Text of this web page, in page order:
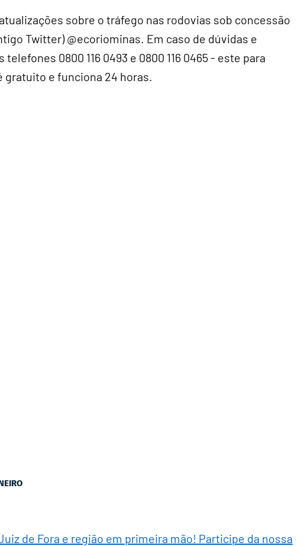
sobre o tráfego nas rodovias sob concessão
Twitter) @ecoriominas. Em caso de dúvidas e
0800 116 0493 e 0800 116 0465 - este para
e funciona 24 horas.
de Fora e região em primeira mão! Participe da nossa